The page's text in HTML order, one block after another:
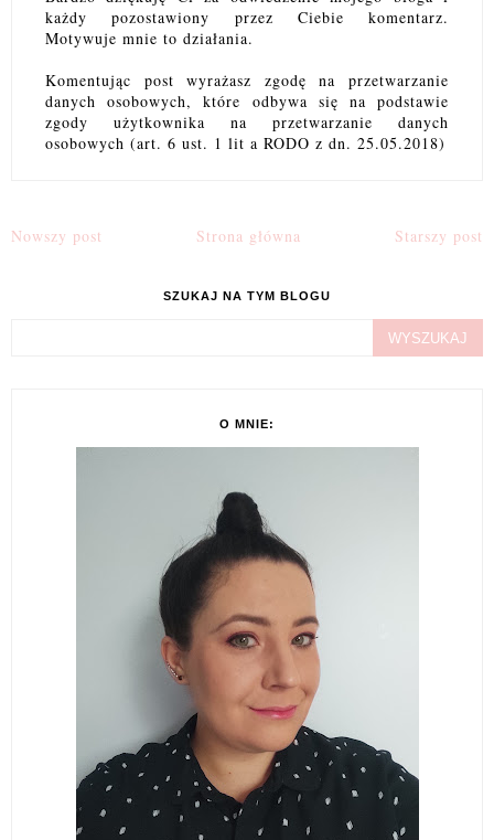
każdy pozostawiony przez Ciebie komentarz.
Motywuje mnie to działania.
Komentując post wyrażasz zgodę na przetwarzanie
danych osobowych, które odbywa się na podstawie
zgody użytkownika na przetwarzanie danych
osobowych (art. 6 ust. 1 lit a RODO z dn. 25.05.2018)
Nowszy post Starszy post
Strona główna
SZUKAJ NA TYM BLOGU
O MNIE: